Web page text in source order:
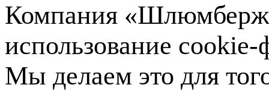
Компания
использование
Мы делаем это для